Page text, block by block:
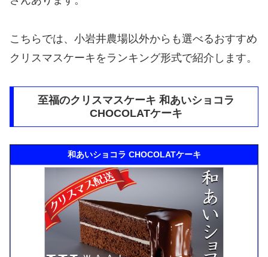
こちらでは、小岩井農場以外からも選べるおすすめ
クリスマスケーキをランキング形式で紹介します。
至福のクリスマスケーキ 和あいショコラ
CHOCOLATケーキ
和あいショコラ CHOCOLATケーキ